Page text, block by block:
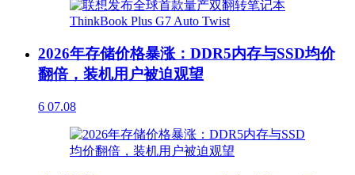
2026年存储价格暴涨：DDR5内存与SSD均价
翻倍，装机用户被迫观望
6 07.08